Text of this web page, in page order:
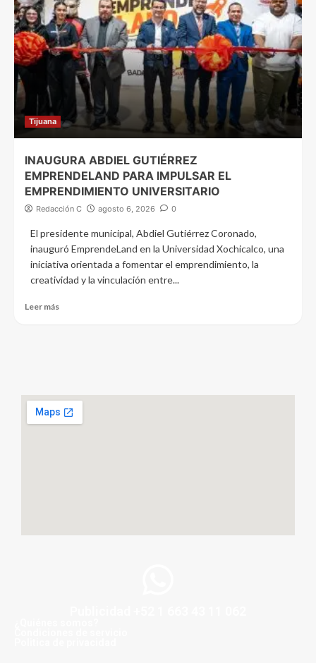
Tijuana
INAUGURA ABDIEL GUTIÉRREZ
EMPRENDELAND PARA IMPULSAR EL
EMPRENDIMIENTO UNIVERSITARIO
Redacción C agosto 6, 2026 0
El presidente municipal, Abdiel Gutiérrez Coronado,
inauguró EmprendeLand en la Universidad Xochicalco, una
iniciativa orientada a fomentar el emprendimiento, la
creatividad y la vinculación entre...
Leer más